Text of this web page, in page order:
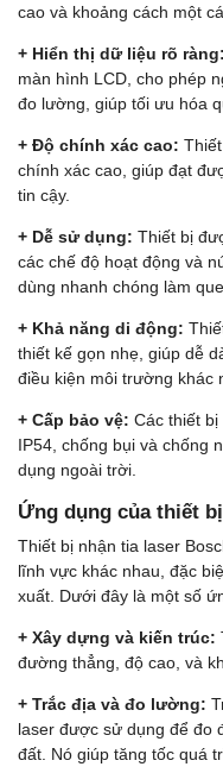
cao và khoảng cách một
+ Hiển thị dữ liệu rõ ràng:
màn hình LCD, cho phép
đo lường, giúp tối ưu hóa
+ Độ chính xác cao:
chính xác cao, giúp đạt
tin cậy.
+ Dễ sử dụng: Thiết bị
các chế độ hoạt động và
dùng nhanh chóng làm
+ Khả năng di động:
thiết kế gọn nhẹ, giúp dễ
điều kiện môi trường khác
+ Cấp bảo vệ: Các thiết
IP54, chống bụi và chống
dụng ngoài trời.
Ứng dụng của thiết
Thiết bị nhận tia laser
lĩnh vực khác nhau, đặc
xuất. Dưới đây là một số
+ Xây dựng và kiến trúc:
đường thẳng, độ cao, và
+ Trắc địa và đo lường:
laser được sử dụng để đo
đất. Nó giúp tăng tốc quá